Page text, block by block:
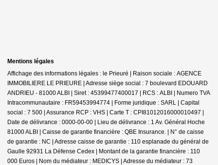
Mentions légales
Affichage des informations légales : le Prieuré | Raison sociale : AGENCE
IMMOBILIERE LE PRIEURE | Adresse siège social : 7 boulevard EDOUARD
ANDRIEU - 81000 ALBI | Siret : 45399477400017 | RCS : ALBI | Numero TVA
Intracommunautaire : FR59453994774 | Forme juridique : SARL | Capital
social : 7 500 | Assurance RCP : VHS | Carte T : CPI81012016000010497 |
Date de délivrance : 0000-00-00 | Lieu de délivrance : 1 Av. Général Hoche
81000 ALBI | Caisse de garantie financière : QBE Insurance. | N° de caisse
de garantie : NC | Adresse caisse de garantie : 110 esplanade du général de
Gaulle 92931 La Défense Cedex | Montant de la garantie financière : 110
000 Euros | Nom du médiateur : MEDICYS | Adresse du médiateur : 73